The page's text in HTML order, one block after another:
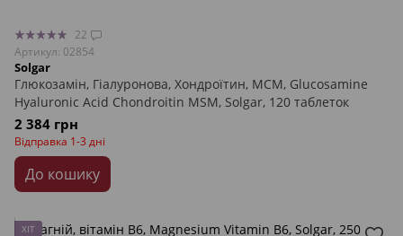
22
Артикул: 02854
Solgar
Глюкозамін, Гіалуронова, Хондроїтин, МСМ, Glucosamine
Hyaluronic Acid Chondroitin MSM, Solgar, 120 таблеток
2 384 грн
Відправка 1-3 дні
До кошику
ХІТ